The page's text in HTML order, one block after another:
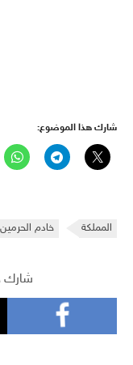
شارك هذا الموضوع:
المملكة خادم
شارك